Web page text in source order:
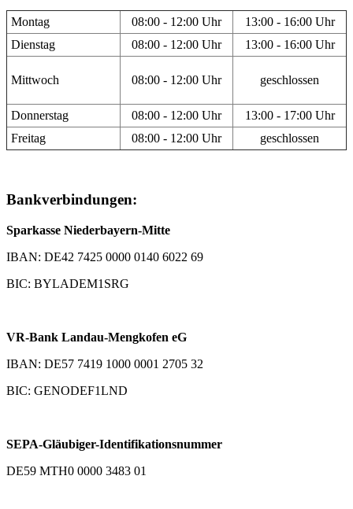
Montag 08:00 - 12:00 Uhr
13:00 - 16:00 Uhr
Dienstag
08:00 - 12:00 Uhr 13:00 - 16:00 Uhr
Mittwoch 08:00 - 12:00 Uhr geschlossen
Donnerstag 08:00 - 12:00 Uhr
13:00 - 17:00 Uhr
Freitag
08:00 - 12:00 Uhr geschlossen
Bankverbindungen:
Sparkasse Niederbayern-Mitte
IBAN: DE42 7425 0000 0140 6022 69
BIC: BYLADEM1SRG
VR-Bank Landau-Mengkofen eG
IBAN: DE57 7419 1000 0001 2705 32
BIC: GENODEF1LND
SEPA-Gläubiger-Identifikationsnummer
DE59 MTH0 0000 3483 01